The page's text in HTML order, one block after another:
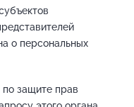
о персональных
защите прав